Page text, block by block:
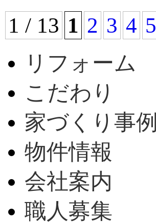
1 / 13 1 2 3 4 5
リフォーム
こだわり
家づくり事例
物件情報
会社案内
職人募集